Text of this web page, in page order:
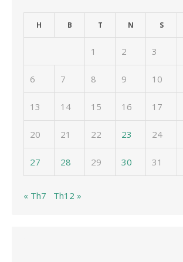
H B T N S
1 2 3
6 7 8 9 10
13 14 15 16 17
20 21 22 23 24
27 28 29 30 31
« Th7 Th12 »